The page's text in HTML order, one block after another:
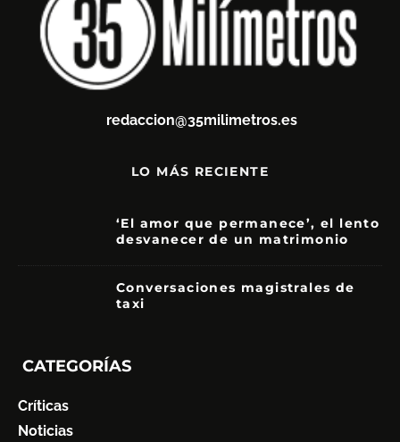
redaccion@35milimetros.es
LO MÁS RECIENTE
‘El amor que permanece’, el lento
desvanecer de un matrimonio
Conversaciones magistrales de
taxi
CATEGORÍAS
Críticas
Noticias